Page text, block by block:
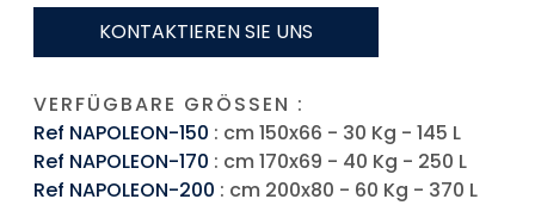
KONTAKTIEREN SIE UNS
VERFÜGBARE GRÖSSEN :
Ref NAPOLEON-150 : cm 150x66 - 30 Kg - 145 L
Ref NAPOLEON-170 : cm 170x69 - 40 Kg - 250 L
Ref NAPOLEON-200 : cm 200x80 - 60 Kg - 370 L